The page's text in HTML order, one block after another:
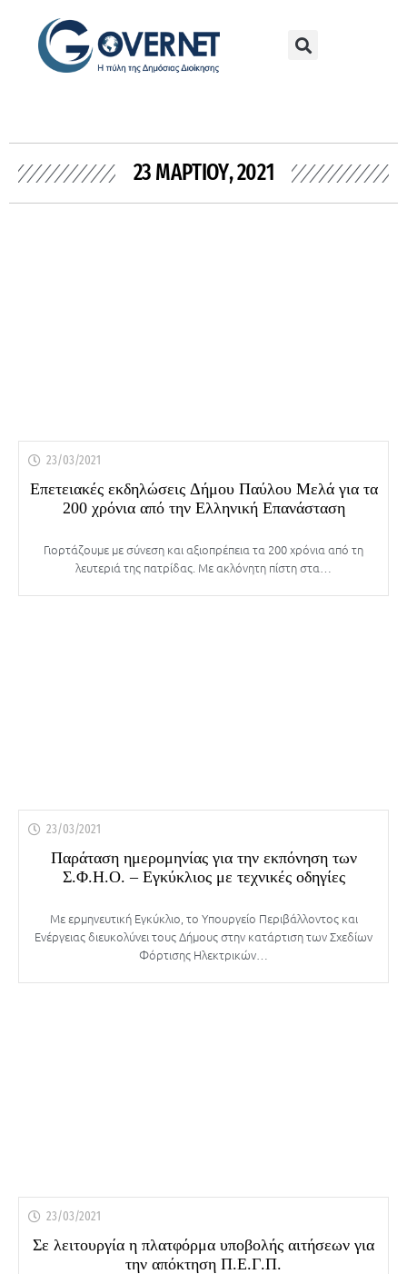
23 ΜΑΡΤΊΟΥ, 2021
23/03/2021
Επετειακές εκδηλώσεις Δήμου Παύλου Μελά για τα
200 χρόνια από την Ελληνική Επανάσταση
Γιορτάζουμε με σύνεση και αξιοπρέπεια τα 200 χρόνια από τη
λευτεριά της πατρίδας. Με ακλόνητη πίστη στα…
23/03/2021
Παράταση ημερομηνίας για την εκπόνηση των
Σ.Φ.Η.Ο. – Εγκύκλιος με τεχνικές οδηγίες
Με ερμηνευτική Εγκύκλιο, το Υπουργείο Περιβάλλοντος και
Ενέργειας διευκολύνει τους Δήμους στην κατάρτιση των Σχεδίων
Φόρτισης Ηλεκτρικών…
23/03/2021
Σε λειτουργία η πλατφόρμα υποβολής αιτήσεων για
την απόκτηση Π.Ε.Γ.Π.